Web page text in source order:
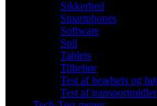
Sikkerhed
Smartphones
Software
Spil
Tablets
Tilbehør
Test af headsets og
Test af transportmidler